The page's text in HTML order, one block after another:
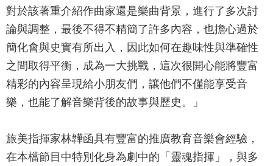
情
系
統
台北通
TaipeiPASS
語
詞
對於該著重介紹作曲家還是樂曲背景，進行了多次討
論與調整，最後不得不精簡了許多內容，也擔心過於
簡化會與史實有所出入，因此如何在趣味性與準確性
之間取得平衡，成為一大挑戰，這次很開心能將豐富
精彩的內容呈現給小朋友們，讓他們不僅能享受音
樂，也能了解音樂背後的故事與歷史。」
旅美指揮家林韡函具有豐富的推廣教育音樂會經驗，
在本檔節目中特別化身為劇中的「靈魂指揮」，與多